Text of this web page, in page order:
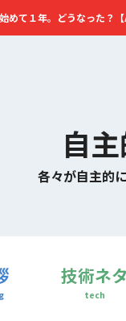
自
各々が自主的
めて１年。どうなった？
技術ネタ
tech